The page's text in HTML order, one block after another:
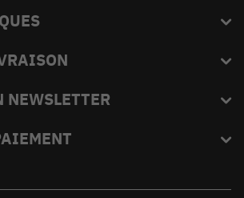
en exclusivité les bons plans de